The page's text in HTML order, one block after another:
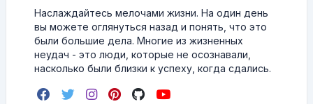
Наслаждайтесь мелочами жизни. На один день
вы можете оглянуться назад и понять, что это
были большие дела. Многие из жизненных
неудач - это люди, которые не осознавали,
насколько были близки к успеху, когда сдались.